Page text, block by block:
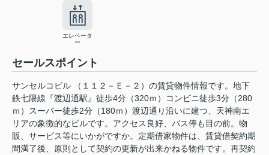
エレベータ
ー
セールスポイント
サンセルコビル （１１２－Ｅ－２）の賃貸物件情報です。地下
鉄七隈線『渡辺通駅』徒歩4分（320ｍ）コンビニ徒歩3分（280
ｍ）スーパー徒歩2分（180ｍ）渡辺通り沿いに建つ、天神南エ
リアの象徴的なビルです。アクセス良好、バス停も目の前。物
販、サービス等にいかがですか。定期借家物件は、賃貸借契約期
間満了後、原則として契約の更新が出来かねる物件です。再契約